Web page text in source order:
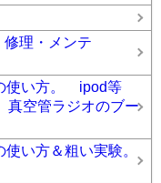
修理・メンテ
使い方。 ipod等
真空管ラジオのブー
い方＆粗い実験。